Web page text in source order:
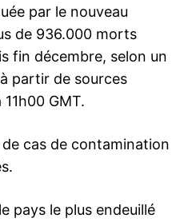
par le nouveau
de 936.000 morts
fin décembre, selon un
à partir de sources
GMT.
cas de contamination
pays le plus endeuillé